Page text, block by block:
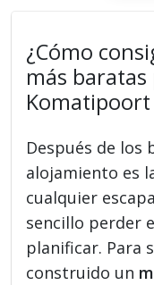
¿Cómo
más
Komatipoort
Después de los
alojamiento es
cualquier
sencillo perder
planificar. Para
construido un